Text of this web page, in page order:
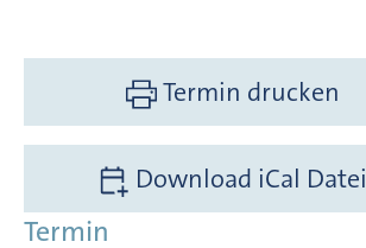
Termin drucken
Download iCal Datei
Termin